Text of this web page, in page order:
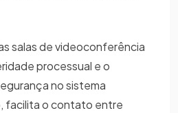
salas de videoconferência
processual e o
no sistema
facilita o contato entre